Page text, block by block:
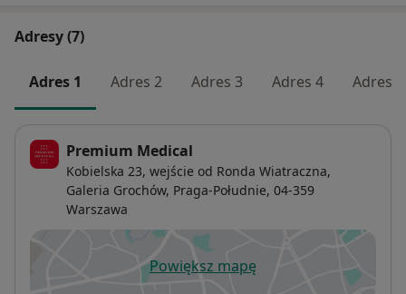
Adresy (7)
Adres 1 Adres 2 Adres 3 Adres 4 Adres 5
Premium Medical
Kobielska 23, wejście od Ronda Wiatraczna,
Galeria Grochów, Praga-Południe, 04-359
Warszawa
Powiększ mapęotwiera się w nowej karcie